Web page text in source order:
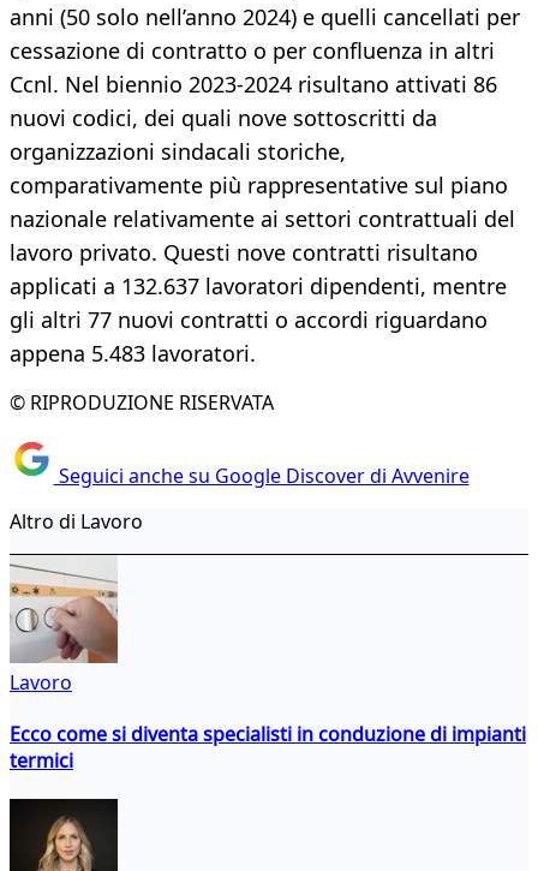
anni (50 solo nell’anno 2024) e quelli cancellati per
cessazione di contratto o per confluenza in altri
Ccnl. Nel biennio 2023-2024 risultano attivati 86
nuovi codici, dei quali nove sottoscritti da
organizzazioni sindacali storiche,
comparativamente più rappresentative sul piano
nazionale relativamente ai settori contrattuali del
lavoro privato. Questi nove contratti risultano
applicati a 132.637 lavoratori dipendenti, mentre
gli altri 77 nuovi contratti o accordi riguardano
appena 5.483 lavoratori.
© RIPRODUZIONE RISERVATA
Seguici anche su Google Discover di Avvenire
Altro di Lavoro
Lavoro
Ecco come si diventa specialisti in conduzione di impianti
termici